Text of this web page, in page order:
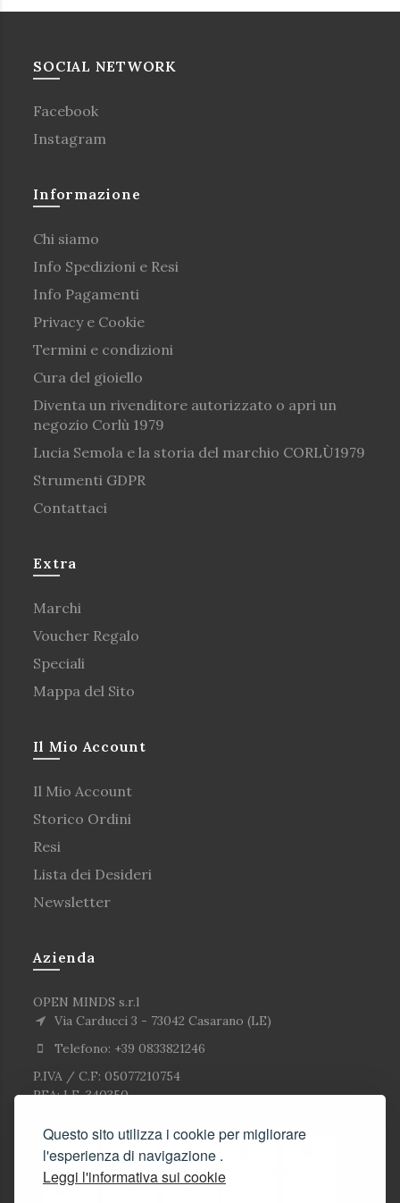
Questo sito utilizza i cookie per migliorare
l'esperienza di navigazione .
Leggi l'informativa sui cookie
SOCIAL NETWORK
Facebook
Instagram
Informazione
Chi siamo
Info Spedizioni e Resi
Info Pagamenti
Privacy e Cookie
Termini e condizioni
Cura del gioiello
Diventa un rivenditore autorizzato o apri un
negozio Corlù 1979
Lucia Semola e la storia del marchio CORLÙ1979
Strumenti GDPR
Contattaci
Extra
Marchi
Voucher Regalo
Speciali
Mappa del Sito
Il Mio Account
Il Mio Account
Storico Ordini
Resi
Lista dei Desideri
Newsletter
Azienda
OPEN MINDS s.r.l
Via Carducci 3 - 73042 Casarano (LE)
Telefono: +39 0833821246
P.IVA / C.F: 05077210754
REA: LE-340350